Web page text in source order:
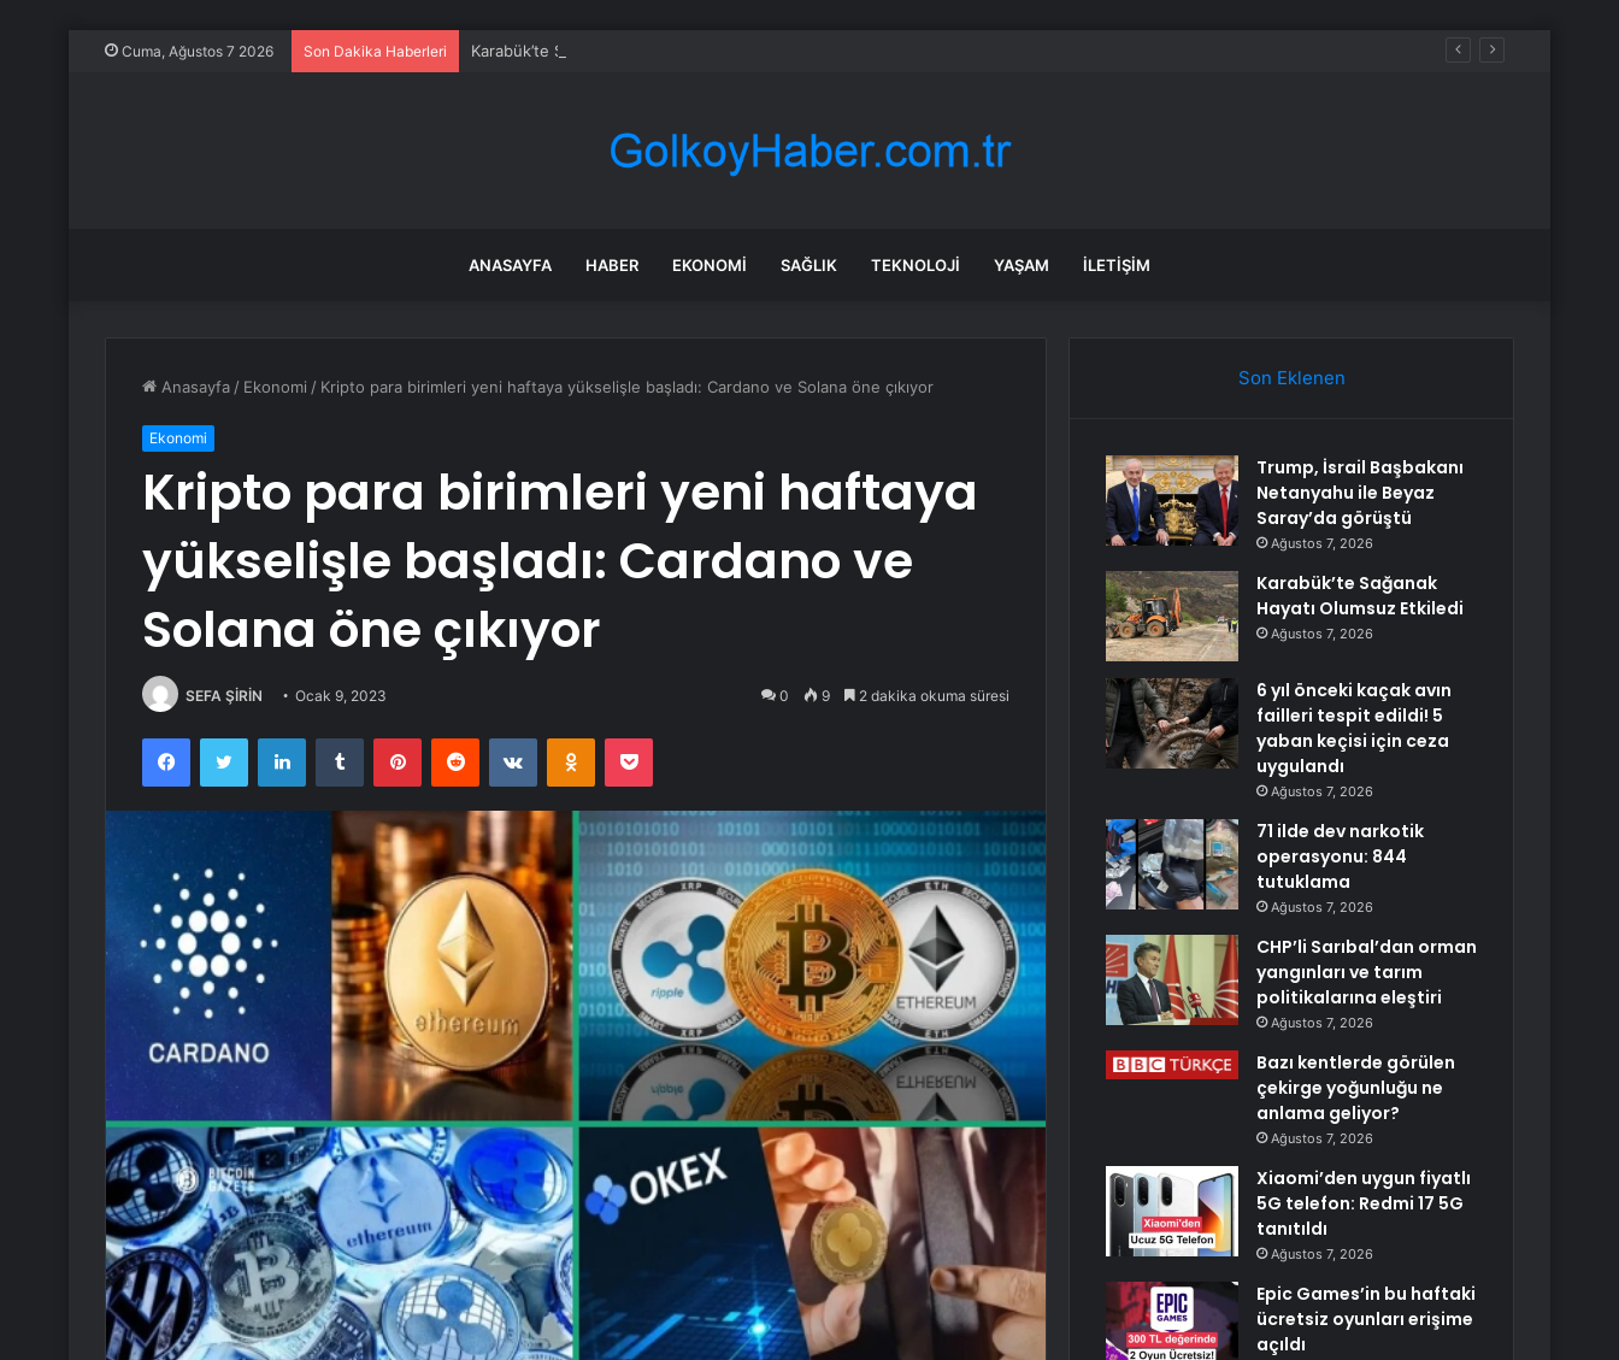
Cuma, Ağustos 7 2026 Son Dakika Haberleri Karabük’te Sağanak Hayatı Olumsuz Etkiledi
ANASAYFA HABER EKONOMI SAĞLIK TEKNOLOJI YAŞAM İLETIŞIM
Anasayfa / Ekonomi / Kripto para birimleri yeni haftaya yükselişle başladı: Cardano ve Solana öne çıkıyor
Ekonomi
Kripto para birimleri yeni haftaya
yükselişle başladı: Cardano ve
Solana öne çıkıyor
SEFA ŞİRİN Ocak 9, 2023 0 9 2 dakika okuma süresi
FacebookTwitter LinkedInTumblr PinterestReddit VKontakteOdnoklassniki
Pocket
Son Eklenen
Trump, İsrail Başbakanı
Netanyahu ile Beyaz
Saray’da görüştü
Ağustos 7, 2026
Karabük’te Sağanak
Hayatı Olumsuz Etkiledi
Ağustos 7, 2026
6 yıl önceki kaçak avın
failleri tespit edildi! 5
yaban keçisi için ceza
uygulandı
Ağustos 7, 2026
71 ilde dev narkotik
operasyonu: 844
tutuklama
Ağustos 7, 2026
CHP’li Sarıbal’dan orman
yangınları ve tarım
politikalarına eleştiri
Ağustos 7, 2026
Bazı kentlerde görülen
çekirge yoğunluğu ne
anlama geliyor?
Ağustos 7, 2026
Xiaomi’den uygun fiyatlı
5G telefon: Redmi 17 5G
tanıtıldı
Ağustos 7, 2026
Epic Games’in bu haftaki
ücretsiz oyunları erişime
açıldı